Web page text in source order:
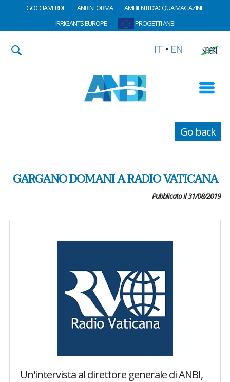
GOCCIA VERDE ANBINFORMA
AMBIENTI D’ACQUA MAGAZINE
IRRIGANTS EUROPE
PROGETTI ANBI
IT • EN
Go back
GARGANO DOMANI A RADIO VATICANA
Pubblicato il 31/08/2019
Un'intervista al direttore generale di ANBI,